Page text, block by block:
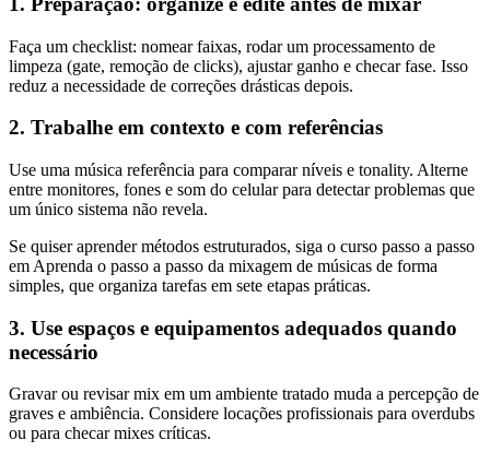
Faça um checklist: nomear faixas, rodar um processamento de
limpeza (gate, remoção de clicks), ajustar ganho e checar fase. Isso
reduz a necessidade de correções drásticas depois.
2. Trabalhe em contexto e com referências
Use uma música referência para comparar níveis e tonality. Alterne
entre monitores, fones e som do celular para detectar problemas que
um único sistema não revela.
Se quiser aprender métodos estruturados, siga o curso passo a passo
em Aprenda o passo a passo da mixagem de músicas de forma
simples, que organiza tarefas em sete etapas práticas.
3. Use espaços e equipamentos adequados quando
necessário
Gravar ou revisar mix em um ambiente tratado muda a percepção de
graves e ambiência. Considere locações profissionais para overdubs
ou para checar mixes críticas.